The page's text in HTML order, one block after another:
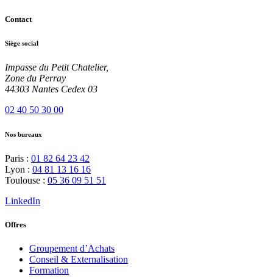
Contact
Siège social
Impasse du Petit Chatelier,
Zone du Perray
44303 Nantes Cedex 03
02 40 50 30 00
Nos bureaux
Paris : 01 82 64 23 42
Lyon : 04 81 13 16 16
Toulouse : 05 36 09 51 51
LinkedIn
Offres
Groupement d’Achats
Conseil & Externalisation
Formation